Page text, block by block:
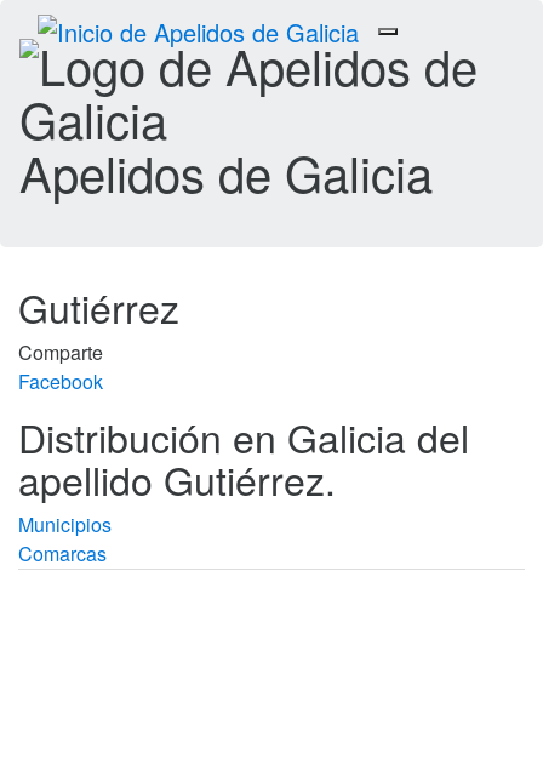
Toggle
navigation
Apelidos de Galicia
Gutiérrez
Comparte
Facebook
Distribución en Galicia del
apellido Gutiérrez.
Municipios
Comarcas